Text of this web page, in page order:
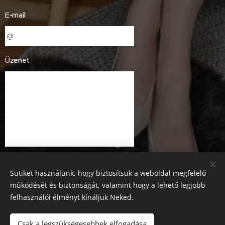
E-mail
Üzenet
Sütiket használunk, hogy biztosítsuk a weboldal megfelelő
működését és biztonságát, valamint hogy a lehető legjobb
felhasználói élményt kínáljuk Neked.